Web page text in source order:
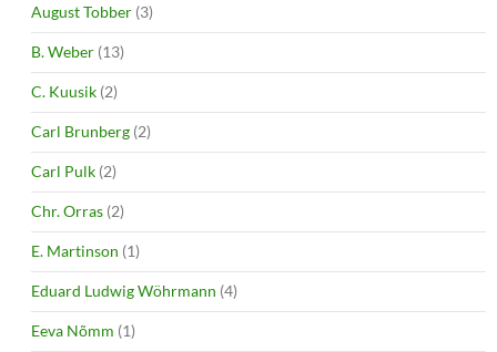
August Tobber (3)
B. Weber (13)
C. Kuusik (2)
Carl Brunberg (2)
Carl Pulk (2)
Chr. Orras (2)
E. Martinson (1)
Eduard Ludwig Wöhrmann (4)
Eeva Nõmm (1)